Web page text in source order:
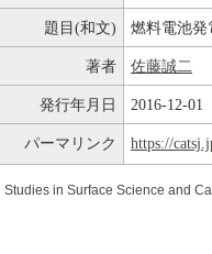
題目(和文) 燃料電池発
著者 佐藤誠二
発行年月日 2016-12-01
パーマリンク https://